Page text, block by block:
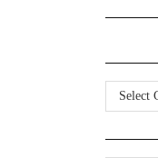
Kategorier